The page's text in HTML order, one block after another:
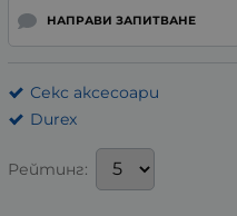
НАПРАВИ ЗАПИТВАНЕ
Секс аксесоари
Durex
Рейтинг: